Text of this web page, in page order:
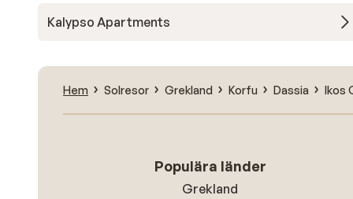
Kalypso Apartments
Hem Solresor Grekland Korfu Dassia Ikos
Populära länder
Grekland